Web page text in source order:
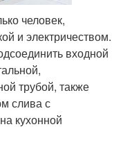
человек,
и электричеством.
входной
трубой, также
слива с
кухонной